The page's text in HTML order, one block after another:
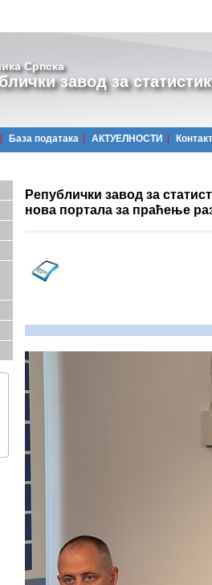
Српска
завод за
Базa података АКТУЕЛНОСТИ Контакт
Републички завод за
нова портала за праћење